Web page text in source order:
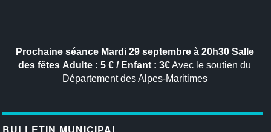
Prochaine séanceMardi 29 septembre à 20h30 Salle
des fêtes Adulte : 5 € / Enfant : 3€Avec le soutien du
Département des Alpes-Maritimes